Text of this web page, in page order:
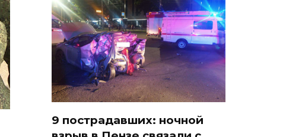
9 пострадавших: ночной